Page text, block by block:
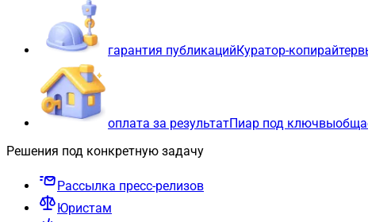
гарантия публикацийКуратор-копирайтер
оплата за результатПиар под ключвы
Решения под конкретную задачу
Рассылка пресс-релизов
Юристам